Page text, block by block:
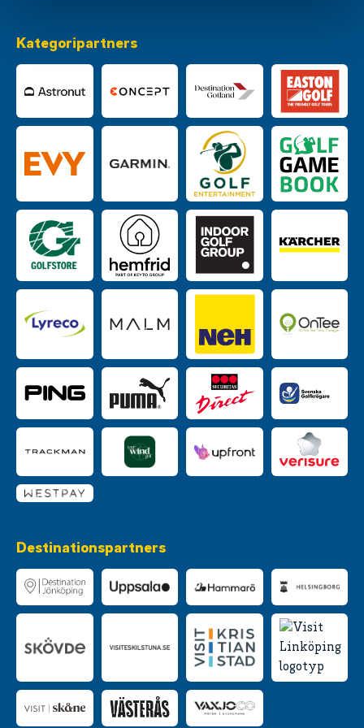
Kategoripartners
Destinationspartners